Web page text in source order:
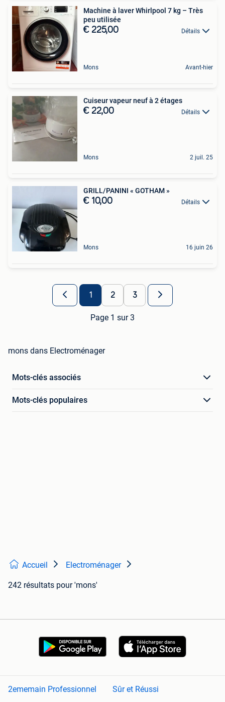
Machine à laver Whirlpool 7 kg – Très
peu utilisée
€ 225,00 Détails
Mons Avant-hier
Cuiseur vapeur neuf à 2 étages
€ 22,00 Détails
Mons 2 juil. 25
GRILL/PANINI « GOTHAM »
€ 10,00 Détails
Mons 16 juin 26
1 2 3
Page 1 sur 3
mons dans Electroménager
Mots-clés associés
Mots-clés populaires
Accueil Electroménager
242 résultats pour 'mons'
2ememain Professionnel Sûr et Réussi